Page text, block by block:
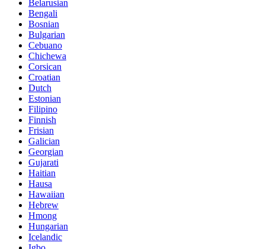
Belarusian
Bengali
Bosnian
Bulgarian
Cebuano
Chichewa
Corsican
Croatian
Dutch
Estonian
Filipino
Finnish
Frisian
Galician
Georgian
Gujarati
Haitian
Hausa
Hawaiian
Hebrew
Hmong
Hungarian
Icelandic